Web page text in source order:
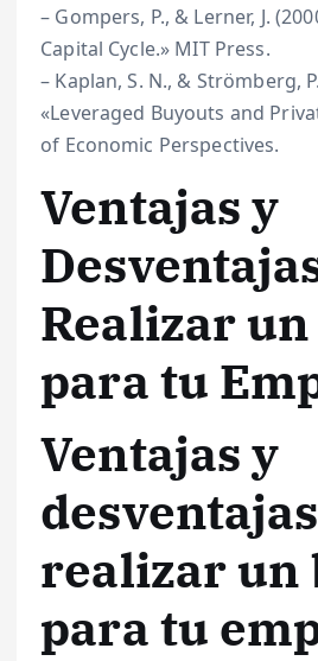
– Gompers, P., & Lerner, J.
Capital Cycle.» MIT Press.
– Kaplan, S. N., & Strömberg,
«Leveraged Buyouts and
of Economic Perspectives.
Ventajas y
Realizar
para tu
Ventajas y
realizar un
para tu